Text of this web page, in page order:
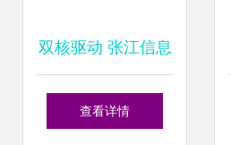
双核驱动 张江信息
科技新里程碑——
查看详情